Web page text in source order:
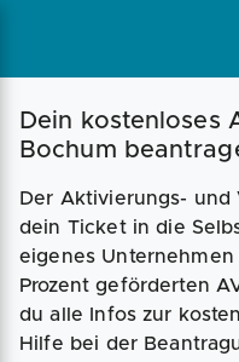
Dein kostenloses
Bochum
Der Aktivierungs-
dein Ticket in die
eigenes
Prozent geförderten
du alle Infos zur
Hilfe bei der